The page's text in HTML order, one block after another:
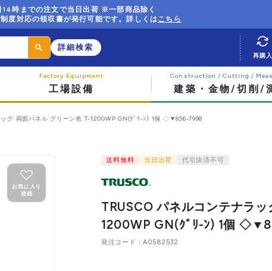
14時までの注文で当日出荷 ※一部商品除く
度対応の領収書が発行可能です。詳しくはこちら
詳細検索
工場設備 建築・金物/切削/
再購入
ック 両面パネル グリーン色 T-1200WP GN(ｸﾞﾘ-ﾝ) 1個 ◇▼856-7998
お気に入り
登録
送料無料 当日出荷 代引決済不可
TRUSCO パネルコンテナラ
1200WP GN(ｸﾞﾘ-ﾝ) 1個
発注コード A0582532